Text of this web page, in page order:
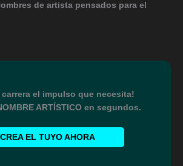
de artista pensados para el
carrera el impulso que necesita!
ARTÍSTICO en segundos.
CREA EL TUYO AHORA